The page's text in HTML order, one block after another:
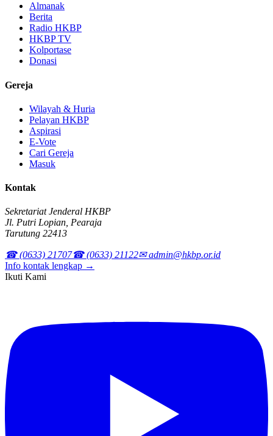
Almanak
Berita
Radio HKBP
HKBP TV
Kolportase
Donasi
Gereja
Wilayah & Huria
Pelayan HKBP
Aspirasi
E-Vote
Cari Gereja
Masuk
Kontak
Sekretariat Jenderal HKBP
Jl. Putri Lopian, Pearaja
Tarutung 22413
☎ (0633) 21707☎ (0633) 21122✉ admin@hkbp.or.id
Info kontak lengkap →
Ikuti Kami